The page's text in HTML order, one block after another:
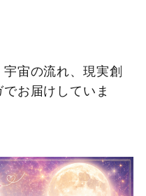
宙の流れ、現実創
お届けしていま